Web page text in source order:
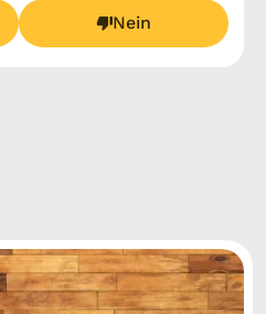
Nein